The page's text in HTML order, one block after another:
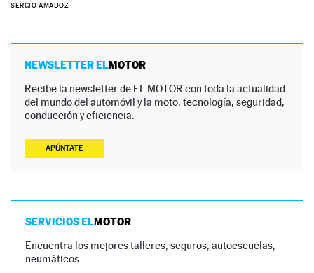
SERGIO AMADOZ
NEWSLETTER ELMOTOR
Recibe la newsletter de EL MOTOR con toda la actualidad
del mundo del automóvil y la moto, tecnología, seguridad,
conducción y eficiencia.
APÚNTATE
SERVICIOS ELMOTOR
Encuentra los mejores talleres, seguros, autoescuelas,
neumáticos…